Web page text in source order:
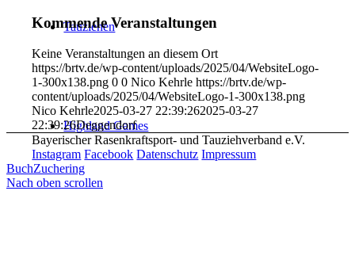
Tauziehen
Highland Games
Kommende Veranstaltungen
Keine Veranstaltungen an diesem Ort
https://brtv.de/wp-content/uploads/2025/04/WebsiteLogo-
1-300x138.png 0 0 Nico Kehrle https://brtv.de/wp-
content/uploads/2025/04/WebsiteLogo-1-300x138.png
Nico Kehrle2025-03-27 22:39:262025-03-27
22:39:26Deggendorf
Bayerischer Rasenkraftsport- und Tauziehverband e.V.
Instagram Facebook Datenschutz Impressum
BuchZuchering
Nach oben scrollen